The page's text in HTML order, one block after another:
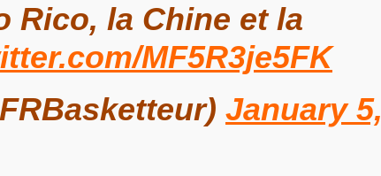
Rico, la Chine et la
MF5R3je5FK
January 5,